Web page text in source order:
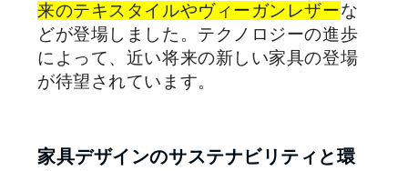
来のテキスタイルやヴィーガンレザーな
どが登場しました。テクノロジーの進歩
によって、近い将来の新しい家具の登場
が待望されています。
家具デザインのサステナビリティと環